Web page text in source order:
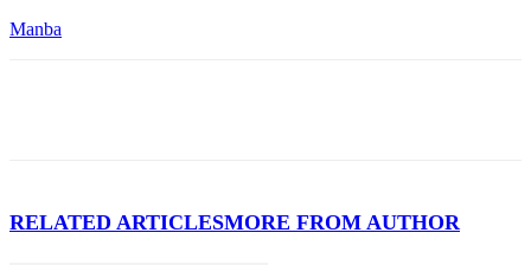
Manba
RELATED ARTICLESMORE FROM AUTHOR